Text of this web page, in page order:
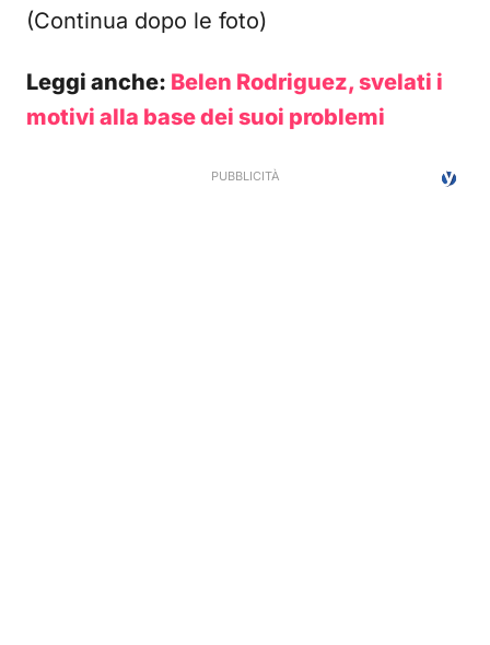
(Continua dopo le foto)
Leggi anche: Belen Rodriguez, svelati i
motivi alla base dei suoi problemi